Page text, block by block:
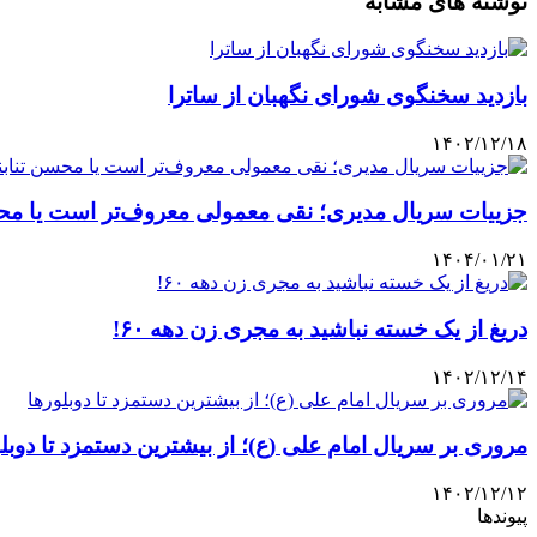
بازدید سخنگوی شورای نگهبان از ساترا
۱۴۰۲/۱۲/۱۸
جزییات سریال مدیری؛ نقی معمولی معروف‌تر است یا
۱۴۰۴/۰۱/۲۱
دریغ از یک خسته نباشید به مجری زن دهه ۶۰!
۱۴۰۲/۱۲/۱۴
مروری بر سریال امام علی (ع)؛ از بیشترین دستمزد تا
۱۴۰۲/۱۲/۱۲
پیوندها